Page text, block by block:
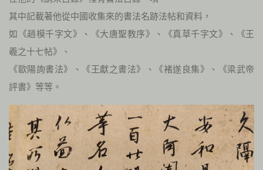
其中記載著他從中國收集來的書法名跡法帖和資料，
如《趙模千字文》、《大唐聖教序》、《真草千字文》、《王
羲之十七帖》、
《歐陽詢書法》、《王獻之書法》、《褚遂良集》、《梁武帝
評書》等等。